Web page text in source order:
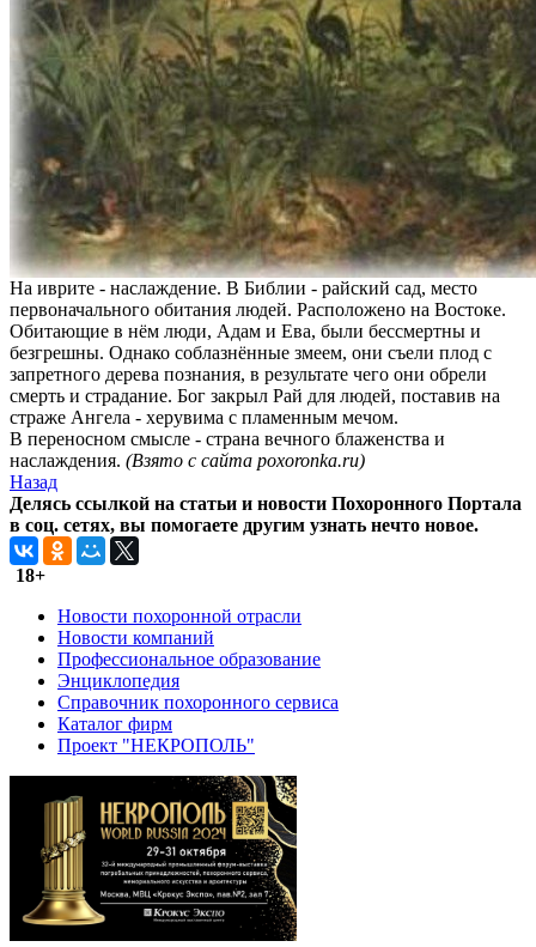
На иврите - наслаждение. В Библии - райский сад, место
первоначального обитания людей. Расположено на Востоке.
Обитающие в нём люди, Адам и Ева, были бессмертны и
безгрешны. Однако соблазнённые змеем, они съели плод с
запретного дерева познания, в результате чего они обрели
смерть и страдание. Бог закрыл Рай для людей, поставив на
страже Ангела - херувима с пламенным мечом.
В переносном смысле - страна вечного блаженства и
наслаждения. (Взято с сайта poxoronka.ru)
Назад
Делясь ссылкой на статьи и новости Похоронного Портала
в соц. сетях, вы помогаете другим узнать нечто новое.
18+
Новости похоронной отрасли
Новости компаний
Профессиональное образование
Энциклопедия
Справочник похоронного сервиса
Каталог фирм
Проект "НЕКРОПОЛЬ"